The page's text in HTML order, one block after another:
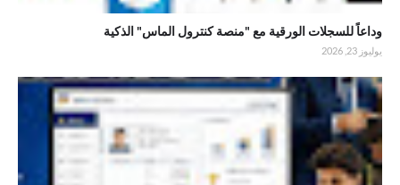
وداعاً للسجلات الورقية مع "منصة كنترول الماس" الذكية
يوليوز 23, 2026
.منصة نتائج الطلاب للمدارس الثانوية | نظام إلكتروني احترافي وآمن
لإعلان النتائج